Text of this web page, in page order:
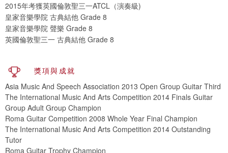
2015年考獲英國倫敦聖三一ATCL（演奏級)
皇家音樂學院 古典結他 Grade 8
皇家音樂學院 聲樂 Grade 8
英國倫敦聖三一 古典結他 Grade 8
獎項與成就
Asia Music And Speech Association 2013 Open Group Guitar Third
The International Music And Arts Competition 2014 Finals Guitar
Group Adult Group Champion
Roma Guitar Competition 2008 Whole Year Final Champion
The International Music And Arts Competition 2014 Outstanding
Tutor
Roma Guitar Trophy Champion